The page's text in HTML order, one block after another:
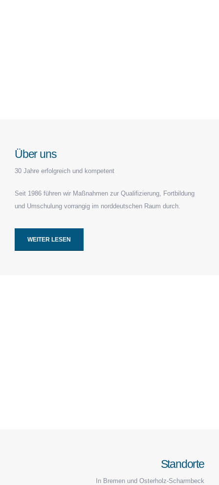
Über uns
30 Jahre erfolgreich und kompetent
Seit 1986 führen wir Maßnahmen zur Qualifizierung, Fortbildung
und Umschulung vorrangig im norddeutschen Raum durch.
WEITER LESEN
Standorte
In Bremen und Osterholz-Scharmbeck